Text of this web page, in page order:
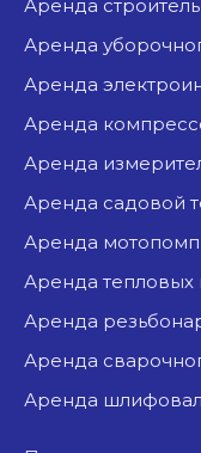
аренда
аренда
аренда
аренда
аренда
аренда садовой
аренда
аренда
аренда
аренда
аренда